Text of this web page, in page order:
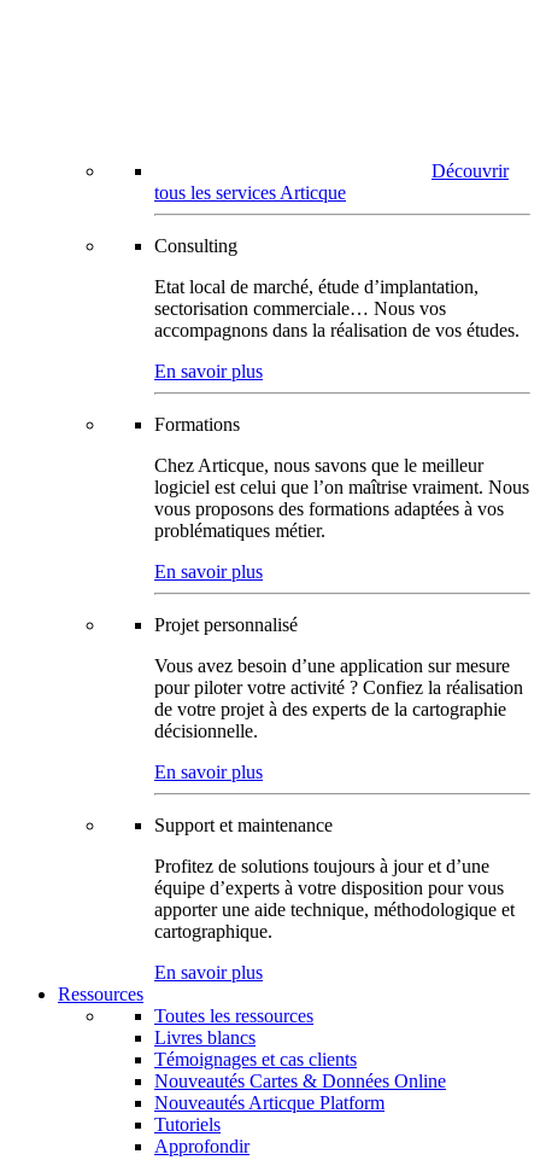
Découvrir
tous les services Articque
Consulting
Etat local de marché, étude d’implantation,
sectorisation commerciale… Nous vos
accompagnons dans la réalisation de vos études.
En savoir plus
Formations
Chez Articque, nous savons que le meilleur
logiciel est celui que l’on maîtrise vraiment. Nous
vous proposons des formations adaptées à vos
problématiques métier.
En savoir plus
Projet personnalisé
Vous avez besoin d’une application sur mesure
pour piloter votre activité ? Confiez la réalisation
de votre projet à des experts de la cartographie
décisionnelle.
En savoir plus
Support et maintenance
Profitez de solutions toujours à jour et d’une
équipe d’experts à votre disposition pour vous
apporter une aide technique, méthodologique et
cartographique.
En savoir plus
Ressources
Toutes les ressources
Livres blancs
Témoignages et cas clients
Nouveautés Cartes & Données Online
Nouveautés Articque Platform
Tutoriels
Approfondir